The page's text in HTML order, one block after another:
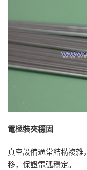
電極裝夾穩固
真空設備通常結構複雜
移，保證電弧穩定。